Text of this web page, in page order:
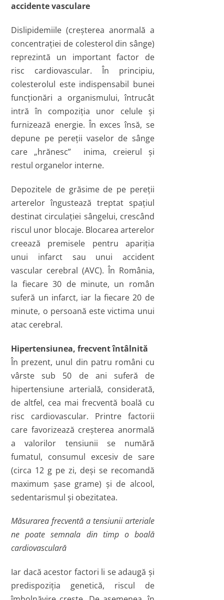
accidente vasculare
Dislipidemiile (creşterea anormală a
concentraţiei de colesterol din sânge)
reprezintă un important factor de
risc cardiovascular. În principiu,
colesterolul este indispensabil bunei
funcţionări a organismului, întrucât
intră în compoziţia unor celule şi
furnizează energie. În exces însă, se
depune pe pereţii vaselor de sânge
care „hrănesc” inima, creierul şi
restul organelor interne.
Depozitele de grăsime de pe pereţii
arterelor îngustează treptat spaţiul
destinat circulaţiei sângelui, crescând
riscul unor blocaje. Blocarea arterelor
creează premisele pentru apariţia
unui infarct sau unui accident
vascular cerebral (AVC). În România,
la fiecare 30 de minute, un român
suferă un infarct, iar la fiecare 20 de
minute, o persoană este victima unui
atac cerebral.
Hipertensiunea, frecvent întâlnită
În prezent, unul din patru români cu
vârste sub 50 de ani suferă de
hipertensiune arterială, considerată,
de altfel, cea mai frecventă boală cu
risc cardiovascular. Printre factorii
care favorizează creşterea anormală
a valorilor tensiunii se numără
fumatul, consumul excesiv de sare
(circa 12 g pe zi, deşi se recomandă
maximum şase grame) şi de alcool,
sedentarismul şi obezitatea.
Măsurarea frecventă a tensiunii arteriale
ne poate semnala din timp o boală
cardiovasculară
Iar dacă acestor factori li se adaugă şi
predispoziţia genetică, riscul de